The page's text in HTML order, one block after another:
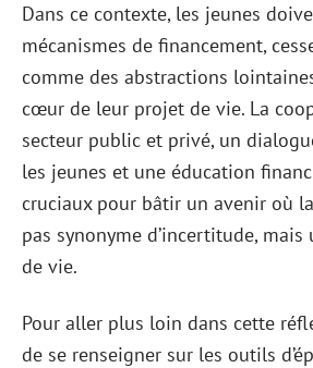
Dans ce contexte, les jeunes
mécanismes de financement,
comme des abstractions
cœur de leur projet de vie. La
secteur public et privé, un
les jeunes et une éducation
cruciaux pour bâtir un avenir où
pas synonyme d’incertitude,
de vie.
Pour aller plus loin dans cette
de se renseigner sur les outils